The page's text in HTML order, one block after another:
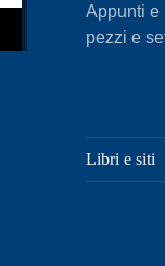
Appunti e
pezzi e
Libri e siti